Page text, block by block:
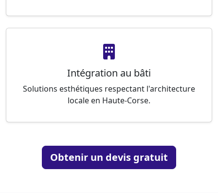
Intégration au bâti
Solutions esthétiques respectant l'architecture
locale en Haute-Corse.
Obtenir un devis gratuit